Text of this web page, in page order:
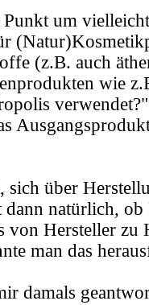
um
(z.B. auch
wie
sich über
dann natürlich,
von Hersteller zu
man das
damals